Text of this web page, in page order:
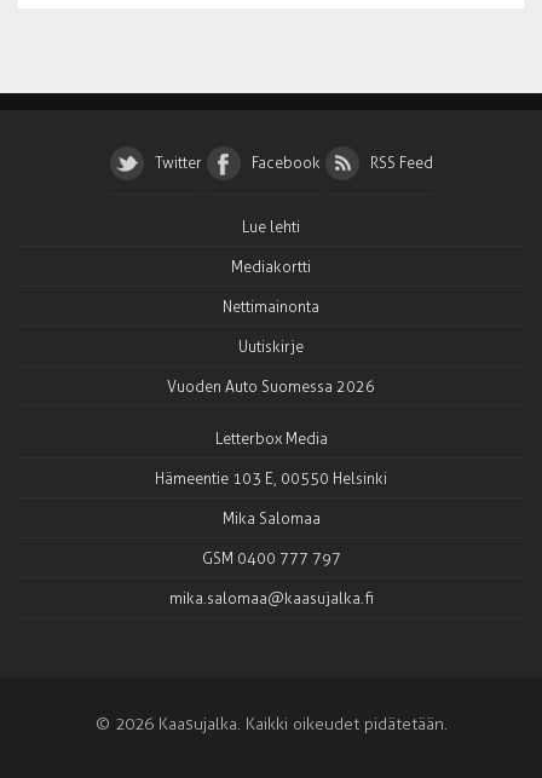
Twitter Facebook RSS Feed
Lue lehti
Mediakortti
Nettimainonta
Uutiskirje
Vuoden Auto Suomessa 2026
Letterbox Media
Hämeentie 103 E, 00550 Helsinki
Mika Salomaa
GSM 0400 777 797
mika.salomaa@kaasujalka.fi
© 2026 Kaasujalka. Kaikki oikeudet pidätetään.